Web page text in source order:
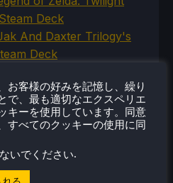
Deck
And Daxter Trilogy's
Deck
お客様の好みを記憶し、繰り
で、最も適切なエクスペリエ
キーを使用しています。同意
すべてのクッキーの使用に同
いでください.
れる